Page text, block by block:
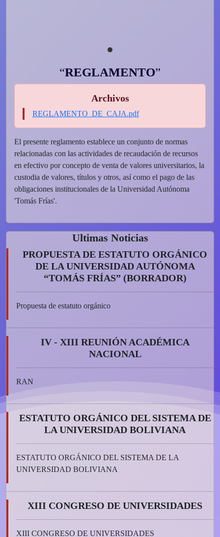
REGLAMENTO
Archivos
REGLAMENTO_DE_CAJA.pdf
El presente reglamento establece un conjunto de normas
relacionadas con las actividades de recaudación de recursos
en efectivo por concepto de venta de valores universitarios, la
custodia de valores, títulos y otros, así como el pago de las
obligaciones institucionales de la Universidad Autónoma
'Tomás Frías'.
Ultimas Noticias
PROPUESTA DE ESTATUTO ORGÁNICO
DE LA UNIVERSIDAD AUTÓNOMA
“TOMÁS FRÍAS” (BORRADOR)
Propuesta de estatuto orgánico
IV - XIII REUNIÓN ACADÉMICA
NACIONAL
RAN
ESTATUTO ORGÁNICO DEL SISTEMA DE
LA UNIVERSIDAD BOLIVIANA
ESTATUTO ORGÁNICO DEL SISTEMA DE LA
UNIVERSIDAD BOLIVIANA
XIII CONGRESO DE UNIVERSIDADES
XIII CONGRESO DE UNIVERSIDADES